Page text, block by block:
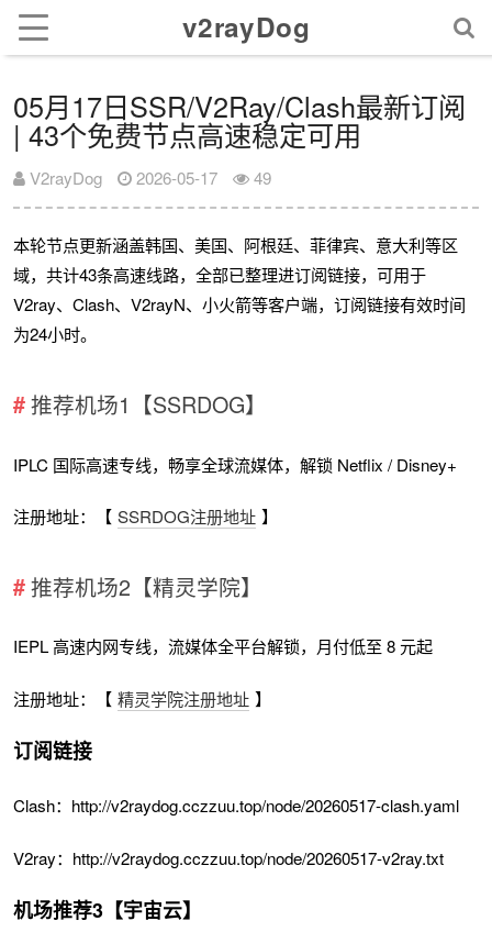
v2rayDog
05月17日SSR/V2Ray/Clash最新订阅
| 43个免费节点高速稳定可用
V2rayDog 2026-05-17 49
本轮节点更新涵盖韩国、美国、阿根廷、菲律宾、意大利等区
域，共计43条高速线路，全部已整理进订阅链接，可用于
V2ray、Clash、V2rayN、小火箭等客户端，订阅链接有效时间
为24小时。
推荐机场1【SSRDOG】
IPLC 国际高速专线，畅享全球流媒体，解锁 Netflix / Disney+
注册地址：【 SSRDOG注册地址 】
推荐机场2【精灵学院】
IEPL 高速内网专线，流媒体全平台解锁，月付低至 8 元起
注册地址：【 精灵学院注册地址 】
订阅链接
Clash：http://v2raydog.cczzuu.top/node/20260517-clash.yaml
V2ray：http://v2raydog.cczzuu.top/node/20260517-v2ray.txt
机场推荐3【宇宙云】